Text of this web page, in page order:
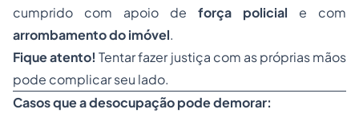
cumprido com apoio de força policial e com
arrombamento do imóvel.
Fique atento! Tentar fazer justiça com as próprias mãos
pode complicar seu lado.
Casos que a desocupação pode demorar: